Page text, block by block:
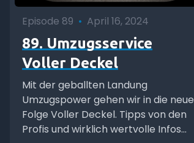
Episode 89 • April 16, 2024
89. Umzugsservice
Voller Deckel
Mit der geballten Landung
Umzugspower gehen wir in die neue
Folge Voller Deckel. Tipps von den
Profis und wirklich wertvolle Infos